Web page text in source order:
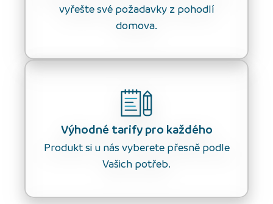
vyřešte své požadavky z pohodlí
domova.
Výhodné tarify pro každého
Produkt si u nás vyberete přesně podle
Vašich potřeb.